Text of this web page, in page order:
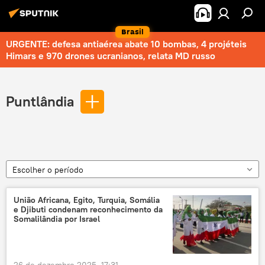
Brasil
URGENTE: defesa antiaérea abate 10 bombas, 4 projéteis
Himars e 970 drones ucranianos, relata MD russo
Puntlândia
Escolher o período
União Africana, Egito, Turquia, Somália
e Djibuti condenam reconhecimento da
Somalilândia por Israel